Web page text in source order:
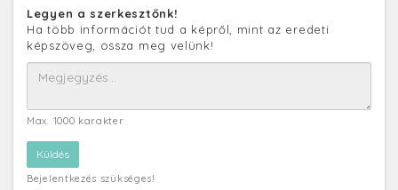
Legyen a szerkesztőnk!
Ha több információt tud a képről, mint az eredeti
képszöveg, ossza meg velünk!
Max. 1000 karakter
Bejelentkezés szükséges!